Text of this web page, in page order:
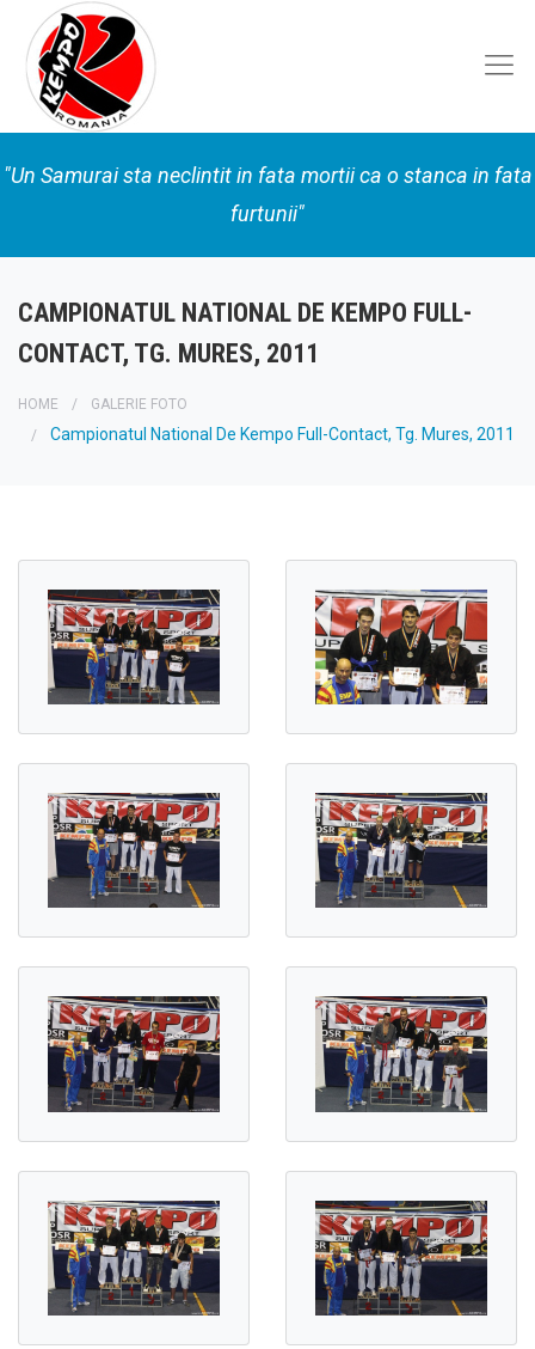
"Un Samurai sta neclintit in fata mortii ca o stanca in fata
furtunii"
CAMPIONATUL NATIONAL DE KEMPO FULL-
CONTACT, TG. MURES, 2011
HOME GALERIE FOTO
Campionatul National De Kempo Full-Contact, Tg. Mures, 2011